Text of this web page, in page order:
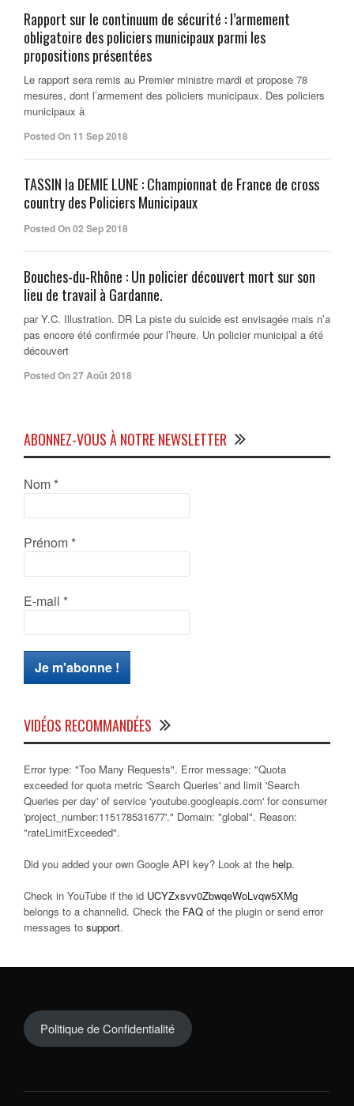
Rapport sur le continuum de sécurité : l’armement
obligatoire des policiers municipaux parmi les
propositions présentées
Le rapport sera remis au Premier ministre mardi et propose 78
mesures, dont l’armement des policiers municipaux. Des policiers
municipaux à
Posted On 11 Sep 2018
TASSIN la DEMIE LUNE : Championnat de France de cross
country des Policiers Municipaux
Posted On 02 Sep 2018
Bouches-du-Rhône : Un policier découvert mort sur son
lieu de travail à Gardanne.
par Y.C. Illustration. DR La piste du suicide est envisagée mais n’a
pas encore été confirmée pour l’heure. Un policier municipal a été
découvert
Posted On 27 Août 2018
ABONNEZ-VOUS À NOTRE NEWSLETTER
Nom *
Prénom *
E-mail *
VIDÉOS RECOMMANDÉES
Error type: "Too Many Requests". Error message: "Quota
exceeded for quota metric 'Search Queries' and limit 'Search
Queries per day' of service 'youtube.googleapis.com' for consumer
'project_number:115178531677'." Domain: "global". Reason:
"rateLimitExceeded".
Did you added your own Google API key? Look at the help.
Check in YouTube if the id UCYZxsvv0ZbwqeWoLvqw5XMg
belongs to a channelid. Check the FAQ of the plugin or send error
messages to support.
Politique de Confidentialité